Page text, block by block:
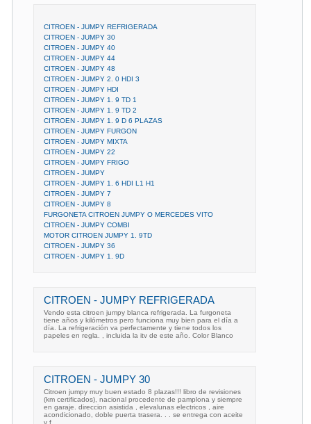
CITROEN - JUMPY REFRIGERADA
CITROEN - JUMPY 30
CITROEN - JUMPY 40
CITROEN - JUMPY 44
CITROEN - JUMPY 48
CITROEN - JUMPY 2. 0 HDI 3
CITROEN - JUMPY HDI
CITROEN - JUMPY 1. 9 TD 1
CITROEN - JUMPY 1. 9 TD 2
CITROEN - JUMPY 1. 9 D 6 PLAZAS
CITROEN - JUMPY FURGON
CITROEN - JUMPY MIXTA
CITROEN - JUMPY 22
CITROEN - JUMPY FRIGO
CITROEN - JUMPY
CITROEN - JUMPY 1. 6 HDI L1 H1
CITROEN - JUMPY 7
CITROEN - JUMPY 8
FURGONETA CITROEN JUMPY O MERCEDES VITO
CITROEN - JUMPY COMBI
MOTOR CITROEN JUMPY 1. 9TD
CITROEN - JUMPY 36
CITROEN - JUMPY 1. 9D
CITROEN - JUMPY REFRIGERADA
Vendo esta citroen jumpy blanca refrigerada. La furgoneta
tiene años y kilómetros pero funciona muy bien para el día a
día. La refrigeración va perfectamente y tiene todos los
papeles en regla. , incluida la itv de este año. Color Blanco
CITROEN - JUMPY 30
Citroen jumpy muy buen estado 8 plazas!!! libro de revisiones
(km certificados), nacional procedente de pamplona y siempre
en garaje. direccion asistida , elevalunas electricos , aire
acondicionado, doble puerta trasera. . . se entrega con aceite